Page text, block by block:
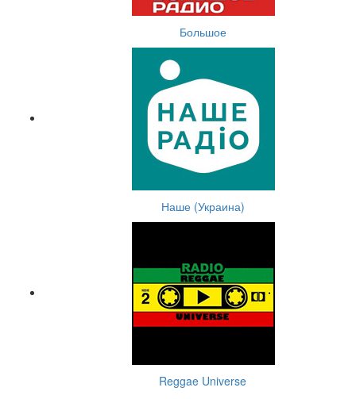
Большое
Наше (Украина)
Reggae Universe